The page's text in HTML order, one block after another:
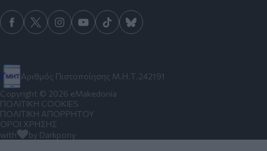
Αριθμός Πιστοποίησης Μ.Η.Τ.242191
Copyright © 2026 eMakedonia
ΠΟΛΙΤΙΚΗ COOKIES
ΠΟΛΙΤΙΚΗ ΑΠΟΡΡΗΤΟΥ
ΟΡΟΙ ΧΡΗΣΗΣ
with
by Darkpony